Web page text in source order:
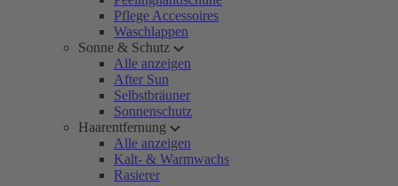
Pflege Accessoires
Waschlappen
Sonne & Schutz
Alle anzeigen
After Sun
Selbstbräuner
Sonnenschutz
Haarentfernung
Alle anzeigen
Kalt- & Warmwachs
Rasierer